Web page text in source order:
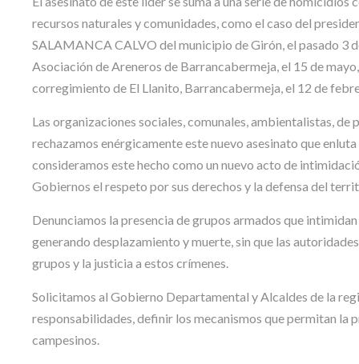
recursos naturales y comunidades, como el caso del
SALAMANCA CALVO del municipio de Girón, el pasado 3
Asociación de Areneros de Barrancabermeja, el 15 de
corregimiento de El Llanito, Barrancabermeja, el 12 de
Las organizaciones sociales, comunales, ambientalistas,
rechazamos enérgicamente este nuevo asesinato que
consideramos este hecho como un nuevo acto de
Gobiernos el respeto por sus derechos y la defensa del
Denunciamos la presencia de grupos armados que
generando desplazamiento y muerte, sin que las
grupos y la justicia a estos crímenes.
Solicitamos al Gobierno Departamental y Alcaldes de la
responsabilidades, definir los mecanismos que permitan la
campesinos.